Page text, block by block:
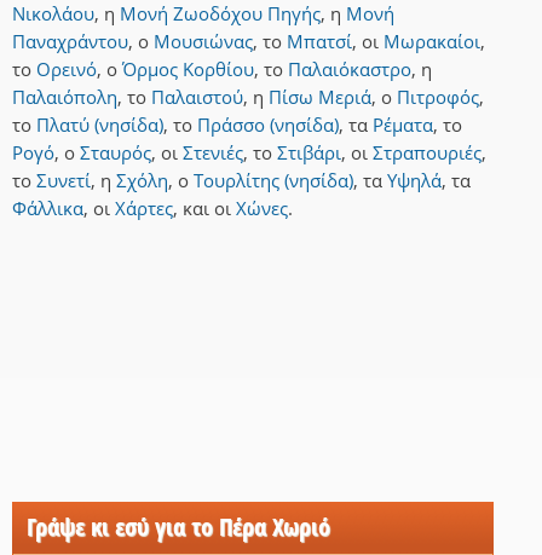
Νικολάου, η Μονή Ζωοδόχου Πηγής, η Μονή
Παναχράντου, ο Μουσιώνας, το Μπατσί, οι Μωρακαίοι,
το Ορεινό, ο Όρμος Κορθίου, το Παλαιόκαστρο, η
Παλαιόπολη, το Παλαιστού, η Πίσω Μεριά, ο Πιτροφός,
το Πλατύ (νησίδα), το Πράσσο (νησίδα), τα Ρέματα, το
Ρογό, ο Σταυρός, οι Στενιές, το Στιβάρι, οι Στραπουριές,
το Συνετί, η Σχόλη, ο Τουρλίτης (νησίδα), τα Υψηλά, τα
Φάλλικα, οι Χάρτες, και οι Χώνες.
Γράψε κι εσύ για το Πέρα Χωριό